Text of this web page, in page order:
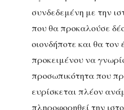
συνδεδεμένη με την
που θα προκαλούσε
οιονδήποτε και θα
προκειμένου να
προσωπικότητα που
ευρίσκεται πλέον
πληροφορηθεί την